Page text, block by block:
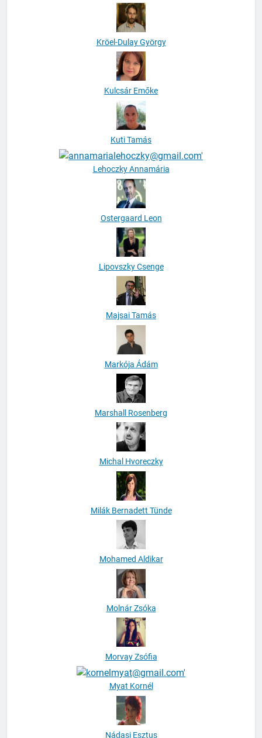
Kröel-Dulay György
Kulcsár Emőke
Kuti Tamás
Lehoczky Annamária
Ostergaard Leon
Lipovszky Csenge
Majsai Tamás
Markója Ádám
Marshall Rosenberg
Michal Hvoreczky
Milák Bernadett Tünde
Mohamed Aldikar
Molnár Zsóka
Morvay Zsófia
Myat Kornél
Nádasi Esztus